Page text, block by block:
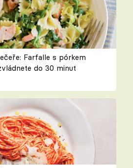
Farfalle s pórkem
do 30 minut